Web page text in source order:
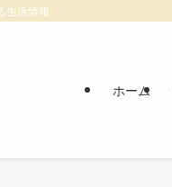
生活情報
ホーム